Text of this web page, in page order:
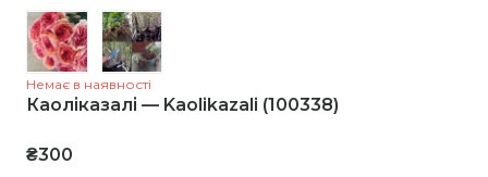
Немає в наявності
Каоліказалі — Kaolikazali (100338)
₴300